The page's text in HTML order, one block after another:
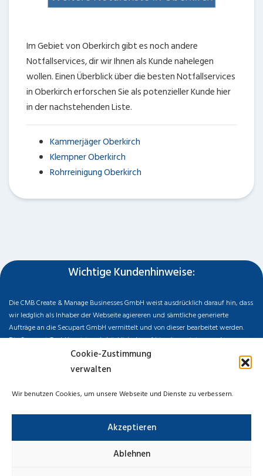
Cookie-Zustimmung
verwalten
Wir benutzen Cookies, um unsere Webseite und Dienste zu verbessern.
Akzeptieren
Ablehnen
Im Gebiet von Oberkirch gibt es noch andere
Notfallservices, dir wir Ihnen als Kunde nahelegen
wollen. Einen Überblick über die besten Notfallservices
in Oberkirch erforschen Sie als potenzieller Kunde hier
in der nachstehenden Liste.
Kammerjäger Oberkirch
Klempner Oberkirch
Rohrreinigung Oberkirch
Wichtige Kundenhinweise:
Die CMB Create & Manage Businesses GmbH weist ausdrücklich darauf hin, dass
wir ledglich als Inhaber der Webseite agiereren und sämtliche generierte
Aufträge an die Secupart GmbH vermittelt und von dieser bearbeitet werden.
Die Secupart GmbH weist nachdrücklich darauf hin, dass wir in manchen
Ortschaften keine Zweigstelle haben, sondern die gewünschten Services als
mobiler Dienstleister zu unserem fairen Ortstarif bieten. Neben eigenen
zusammen, an die wir den Auftrag dann weiter vermitteln. Im Falle eines
der Fremdfirmen haften. Haftungsansprüche sind direkt gegenüber der
Kooperationsfirma vor Ort zu stellen und nicht an uns zu richten. Entnehmen Sie
die Daten und die Preise des Partners bitte dem Auftragsformular, welches Sie